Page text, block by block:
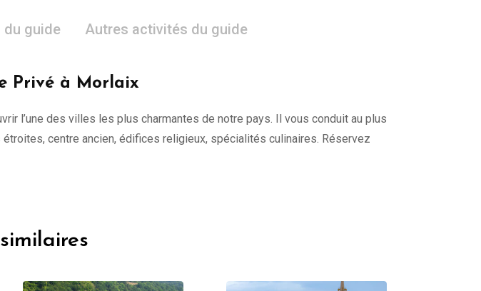
du guide Autres activités du guide
Privé à Morlaix
l’une des villes les plus charmantes de notre pays. Il vous conduit au plus
centre ancien, édifices religieux, spécialités culinaires. Réservez